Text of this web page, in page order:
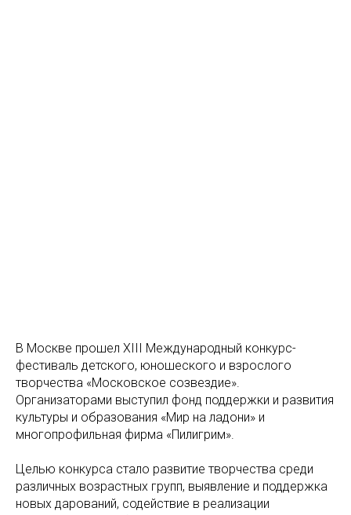
В Москве прошел XIII Международный конкурс-
фестиваль детского, юношеского и взрослого
творчества «Московское созвездие».
Организаторами выступил фонд поддержки и развития
культуры и образования «Мир на ладони» и
многопрофильная фирма «Пилигрим».
Целью конкурса стало развитие творчества среди
различных возрастных групп, выявление и поддержка
новых дарований, содействие в реализации